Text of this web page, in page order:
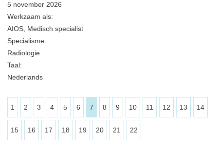
5 november 2026
Werkzaam als:
AIOS, Medisch specialist
Specialisme:
Radiologie
Taal:
Nederlands
1 2 3 4 5 6 7 8 9 10 11 12 13 14
15 16 17 18 19 20 21 22